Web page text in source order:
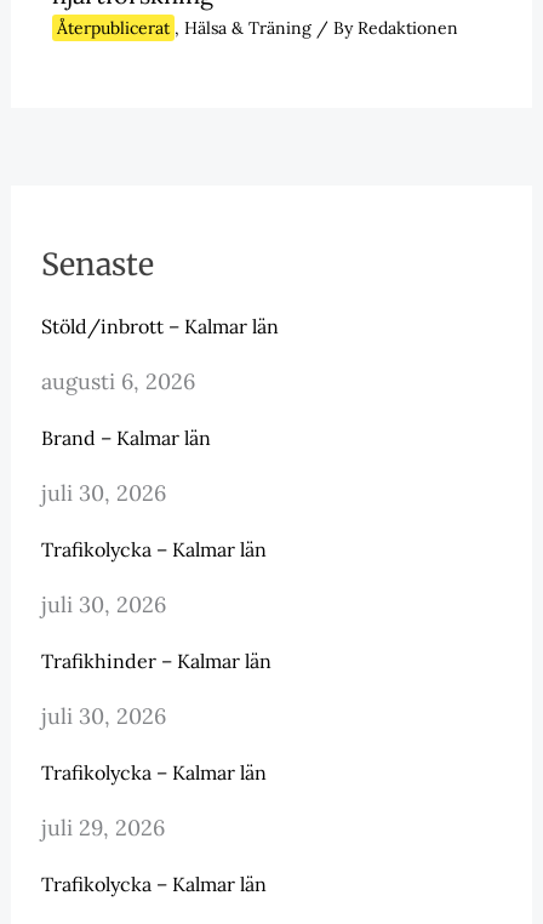
Återpublicerat , Hälsa & Träning/ ByRedaktionen
Senaste
Stöld/inbrott – Kalmar län
augusti 6, 2026
Brand – Kalmar län
juli 30, 2026
Trafikolycka – Kalmar län
juli 30, 2026
Trafikhinder – Kalmar län
juli 30, 2026
Trafikolycka – Kalmar län
juli 29, 2026
Trafikolycka – Kalmar län